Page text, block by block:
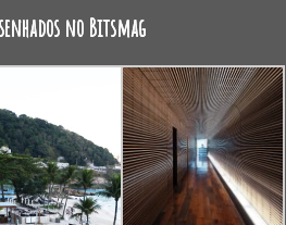
no Bitsmag